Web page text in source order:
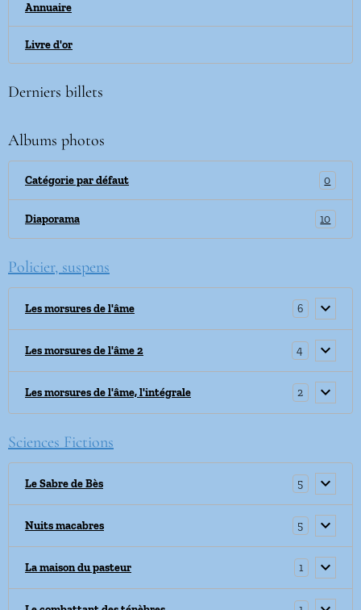
Annuaire
Livre d'or
Derniers billets
Albums photos
Catégorie par défaut 0
Diaporama 10
Policier, suspens
Les morsures de l'âme 6
Les morsures de l'âme 2 4
Les morsures de l'âme, l'intégrale 2
Sciences Fictions
Le Sabre de Bès 5
Nuits macabres 5
La maison du pasteur 1